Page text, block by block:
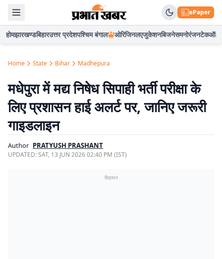
ePaper
होमझारखण्डबिहारउत्तर प्रदेशपश्चिम बंगाल ओरिजिनलएजुकेशनबिजनेसमनोरंजनटेकऑटो
Home State Bihar Madhepura
मधेपुरा में मद्य निषेध सिपाही भर्ती परीक्षा के
लिए प्रशासन हाई अलर्ट पर, जानिए जरूरी
गाइडलाइन
Author PRATYUSH PRASHANT
UPDATED:SAT, 13 JUN 2026 02:40 PM (IST)
विज्ञापन